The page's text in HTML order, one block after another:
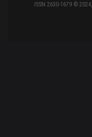
ISSN 2630-1679 ©